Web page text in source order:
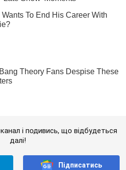
і подивись, що відбудеться
далі!
Підписатись